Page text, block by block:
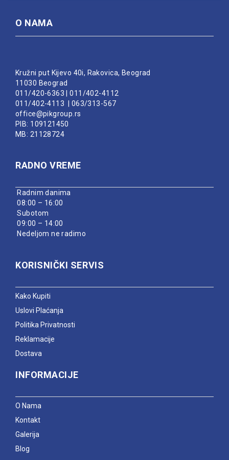
O NAMA
Kružni put Kijevo 40i, Rakovica, Beograd
11030 Beograd
011/420-6363 |011/402-4112
011/402-4113
063/313-567
office@pikgroup.rs
PIB: 109121450
MB: 21128724
RADNO VREME
Radnim danima
08:00 – 16:00
Subotom
09:00 – 14:00
Nedeljom ne radimo
KORISNIČKI SERVIS
Kako Kupiti
Uslovi Plaćanja
Politika Privatnosti
Reklamacije
Dostava
INFORMACIJE
O Nama
Kontakt
Galerija
Blog